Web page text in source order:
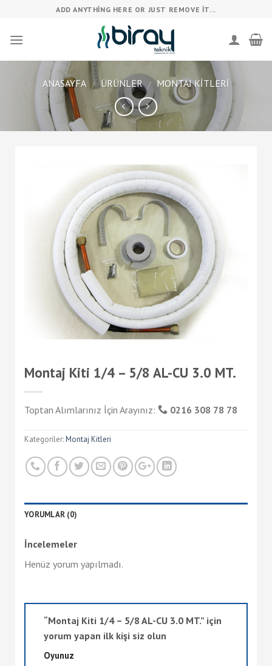
content
ADD ANYTHING HERE OR JUST REMOVE IT...
ANASAYFA / ÜRÜNLER / MONTAJ KITLERI
Montaj Kiti 1/4 – 5/8 AL-CU 3.0 MT.
Toptan Alımlarınız İçin Arayınız: 0216 308 78 78
Kategoriler:Montaj Kitleri
YORUMLAR (0)
İncelemeler
Henüz yorum yapılmadı.
“Montaj Kiti 1/4 – 5/8 AL-CU 3.0 MT.” için
yorum yapan ilk kişi siz olun
Oyunuz